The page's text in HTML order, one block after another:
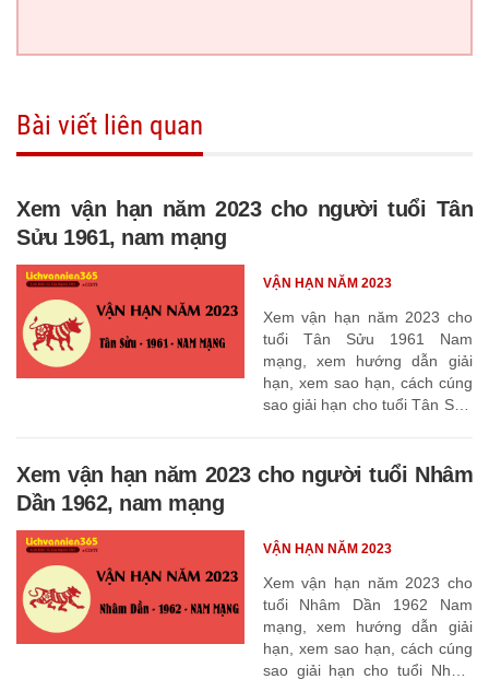
Bài viết liên quan
Xem vận hạn năm 2023 cho người tuổi Tân
Sửu 1961, nam mạng
Xem vận hạn năm 2023 cho
tuổi Tân Sửu 1961 Nam
mạng, xem hướng dẫn giải
hạn, xem sao hạn, cách cúng
sao giải hạn cho tuổi Tân Sửu
VẬN HẠN NĂM 2023
Xem vận hạn năm 2023 cho người tuổi Nhâm
Dần 1962, nam mạng
Xem vận hạn năm 2023 cho
tuổi Nhâm Dần 1962 Nam
mạng, xem hướng dẫn giải
hạn, xem sao hạn, cách cúng
sao giải hạn cho tuổi Nhâm
VẬN HẠN NĂM 2023